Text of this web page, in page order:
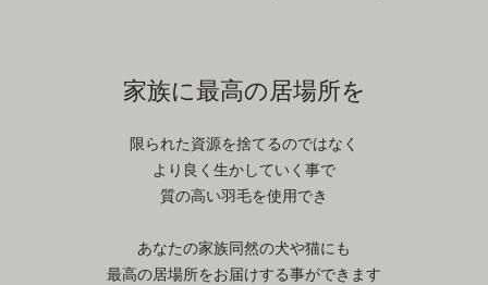
家族に最高の居場所を
限られた資源を捨てるのではなく
より良く生かしていく事で
質の高い羽毛を使用でき
あなたの家族同然の犬や猫にも
最高の居場所をお届けする事ができます